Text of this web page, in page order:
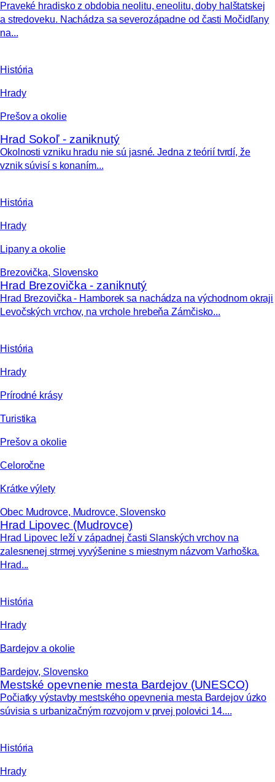
Praveké hradisko z obdobia neolitu, eneolitu, doby halštatskej
a stredoveku. Nachádza sa severozápadne od časti Močidľany
na...
História
Hrady
Prešov a okolie
Hrad Sokoľ - zaniknutý
Okolnosti vzniku hradu nie sú jasné. Jedna z teórií tvrdí, že
vznik súvisí s konaním...
História
Hrady
Lipany a okolie
Brezovička, Slovensko
Hrad Brezovička - zaniknutý
Hrad Brezovička - Hamborek sa nachádza na východnom okraji
Levočských vrchov, na vrchole hrebeňa Zámčisko...
História
Hrady
Prírodné krásy
Turistika
Prešov a okolie
Celoročne
Krátke výlety
Obec Mudrovce, Mudrovce, Slovensko
Hrad Lipovec (Mudrovce)
Hrad Lipovec leží v západnej časti Slanských vrchov na
zalesnenej strmej vyvýšenine s miestnym názvom Varhoška.
Hrad...
História
Hrady
Bardejov a okolie
Bardejov, Slovensko
Mestské opevnenie mesta Bardejov (UNESCO)
Počiatky výstavby mestského opevnenia mesta Bardejov úzko
súvisia s urbanizačným rozvojom v prvej polovici 14....
História
Hrady